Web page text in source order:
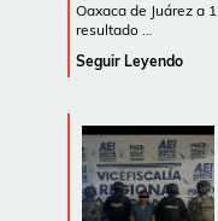
Oaxaca de Juárez a
resultado …
Seguir Leyendo